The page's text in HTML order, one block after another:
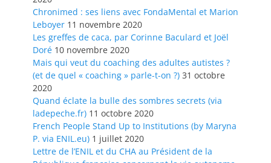
Chronimed : ses liens avec FondaMental et Marion
Leboyer 11 novembre 2020
Les greffes de caca, par Corinne Baculard et Joël
Doré 10 novembre 2020
Mais qui veut du coaching des adultes autistes ?
(et de quel « coaching » parle-t-on ?) 31 octobre
2020
Quand éclate la bulle des sombres secrets (via
ladepeche.fr) 11 octobre 2020
French People Stand Up to Institutions (by Maryna
P. via ENIL.eu) 1 juillet 2020
Lettre de l’ENIL et du CHA au Président de la